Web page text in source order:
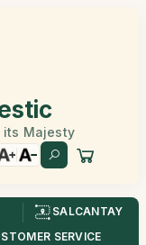
its Majesty
SALCANTAY
SERVICE